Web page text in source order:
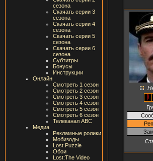
сезона
Скачать серии 3
сезона
Скачать серии 4
сезона
Скачать серии 5
сезона
Скачать серии 6
сезона
Субтитры
Бонусы
Инструкции
Онлайн
Смотреть 1 сезон
Смотреть 2 сезон
Смотреть 3 сезон
Смотреть 4 сезон
Смотреть 5 сезон
Смотреть 6 сезон
Телеканал ABC
Медиа
Рекламные ролики
Мобизоды
Lost Puzzle
Обои
Lost:The Video